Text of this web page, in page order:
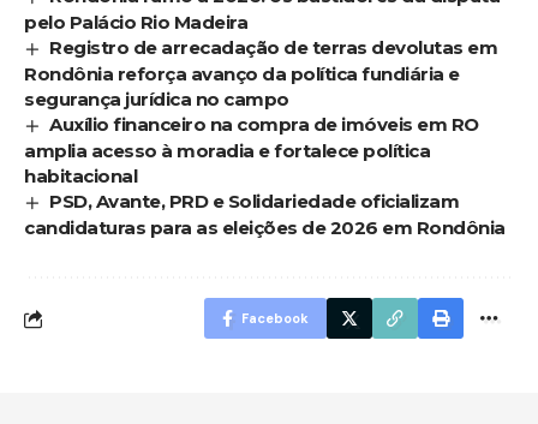
pelo Palácio Rio Madeira
Registro de arrecadação de terras devolutas em
Rondônia reforça avanço da política fundiária e
segurança jurídica no campo
Auxílio financeiro na compra de imóveis em RO
amplia acesso à moradia e fortalece política
habitacional
PSD, Avante, PRD e Solidariedade oficializam
candidaturas para as eleições de 2026 em Rondônia
Facebook